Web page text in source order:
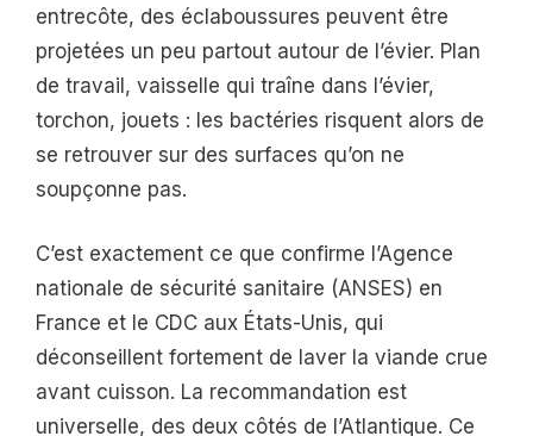
entrecôte, des éclaboussures peuvent être
projetées un peu partout autour de l’évier. Plan
de travail, vaisselle qui traîne dans l’évier,
torchon, jouets : les bactéries risquent alors de
se retrouver sur des surfaces qu’on ne
soupçonne pas.
C’est exactement ce que confirme l’Agence
nationale de sécurité sanitaire (ANSES) en
France et le CDC aux États-Unis, qui
déconseillent fortement de laver la viande crue
avant cuisson. La recommandation est
universelle, des deux côtés de l’Atlantique. Ce